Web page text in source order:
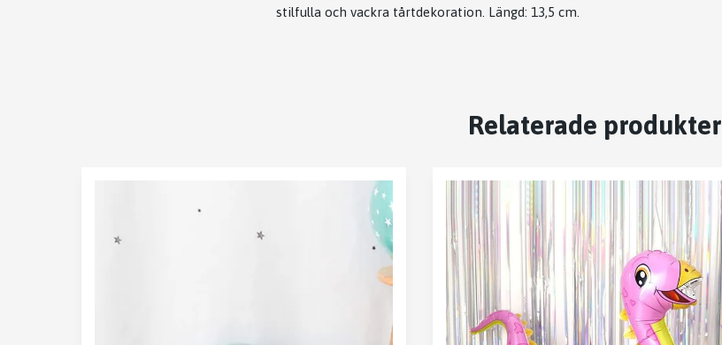
stilfulla och vackra tårtdekoration. Längd: 13,5 cm.
Relaterade produkter